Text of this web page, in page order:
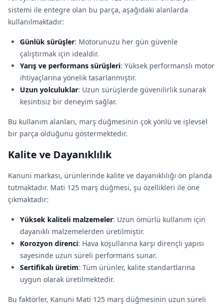
sistemi ile entegre olan bu parça, aşağıdaki alanlarda
kullanılmaktadır:
Günlük sürüşler: Motorunuzu her gün güvenle
çalıştırmak için idealdir.
Yarış ve performans sürüşleri: Yüksek performanslı motor
ihtiyaçlarına yönelik tasarlanmıştır.
Uzun yolculuklar: Uzun sürüşlerde güvenilirlik sunarak
kesintisiz bir deneyim sağlar.
Bu kullanım alanları, marş düğmesinin çok yönlü ve işlevsel
bir parça olduğunu göstermektedir.
Kalite ve Dayanıklılık
Kanuni markası, ürünlerinde kalite ve dayanıklılığı ön planda
tutmaktadır. Mati 125 marş düğmesi, şu özellikleri ile öne
çıkmaktadır:
Yüksek kaliteli malzemeler: Uzun ömürlü kullanım için
dayanıklı malzemelerden üretilmiştir.
Korozyon direnci: Hava koşullarına karşı dirençli yapısı
sayesinde uzun süreli performans sunar.
Sertifikalı üretim: Tüm ürünler, kalite standartlarına
uygun olarak üretilmektedir.
Bu faktörler, Kanuni Mati 125 marş düğmesinin uzun süreli